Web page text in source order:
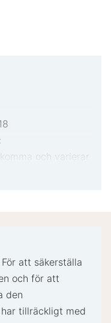
och varierar
av tillgång vid
kontanter.
såsom
som kanske
att säkerställa
och för att
den
tillräckligt med